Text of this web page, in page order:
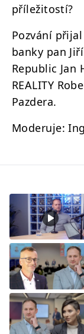
příležitostí?
Pozvání
banky pan
Republic Jan
REALITY
Pazdera.
Moderuje: